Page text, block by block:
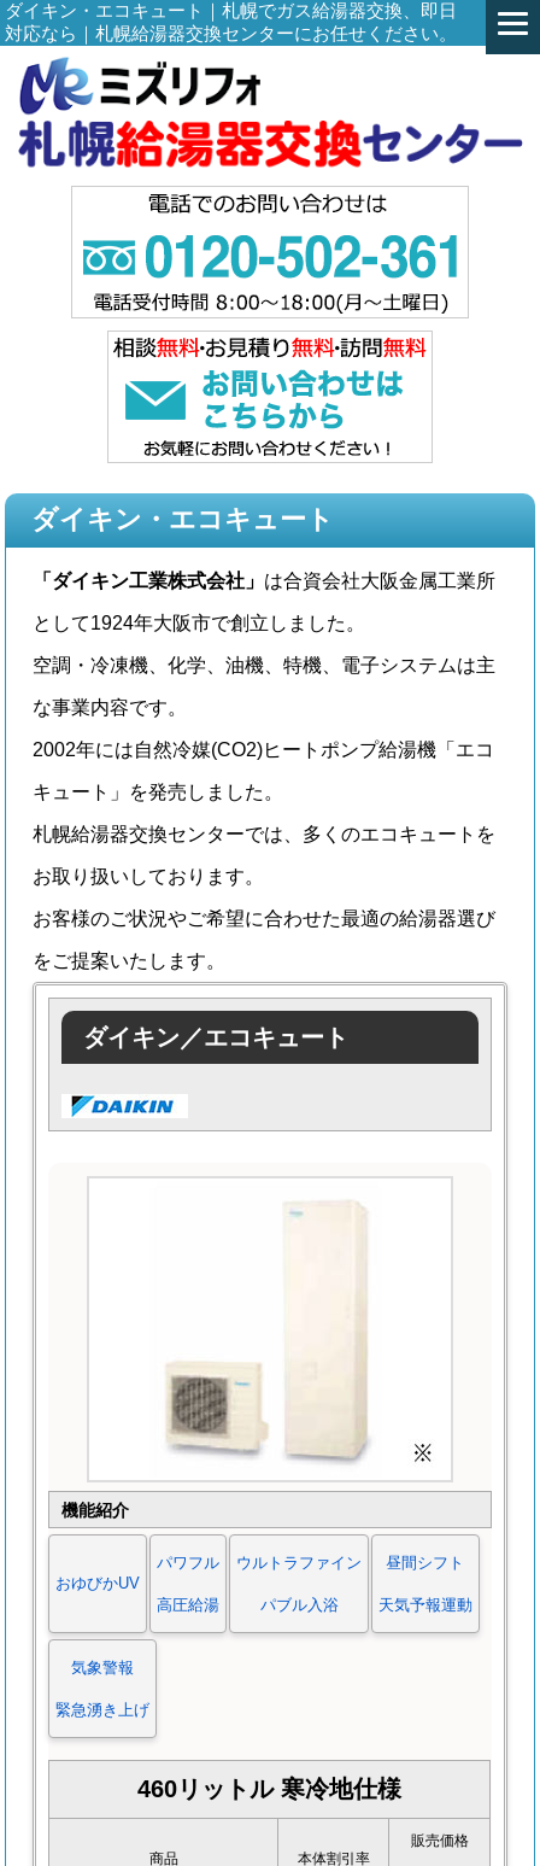
ダイキン・エコキュート｜札幌でガス給湯器交換、即日
対応なら｜札幌給湯器交換センターにお任せください。
ダイキン・エコキュート
「ダイキン工業株式会社」 は合資会社大阪金属工業所
として1924年大阪市で創立しました。
空調・冷凍機、化学、油機、特機、電子システムは主
な事業内容です。
2002年には自然冷媒(CO2)ヒートポンプ給湯機「エコ
キュート」を発売しました。
札幌給湯器交換センターでは、多くのエコキュートを
お取り扱いしております。
お客様のご状況やご希望に合わせた最適の給湯器選び
をご提案いたします。
ダイキン／エコキュート
機能紹介
おゆびかUV
パワフル
高圧給湯
ウルトラファイン
パブル入浴
昼間シフト
天気予報運動
気象警報
緊急湧き上げ
460リットル 寒冷地仕様
商品 本体割引率
販売価格